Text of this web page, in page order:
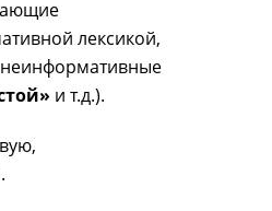
лексикой,
неинформативные
и т.д.).